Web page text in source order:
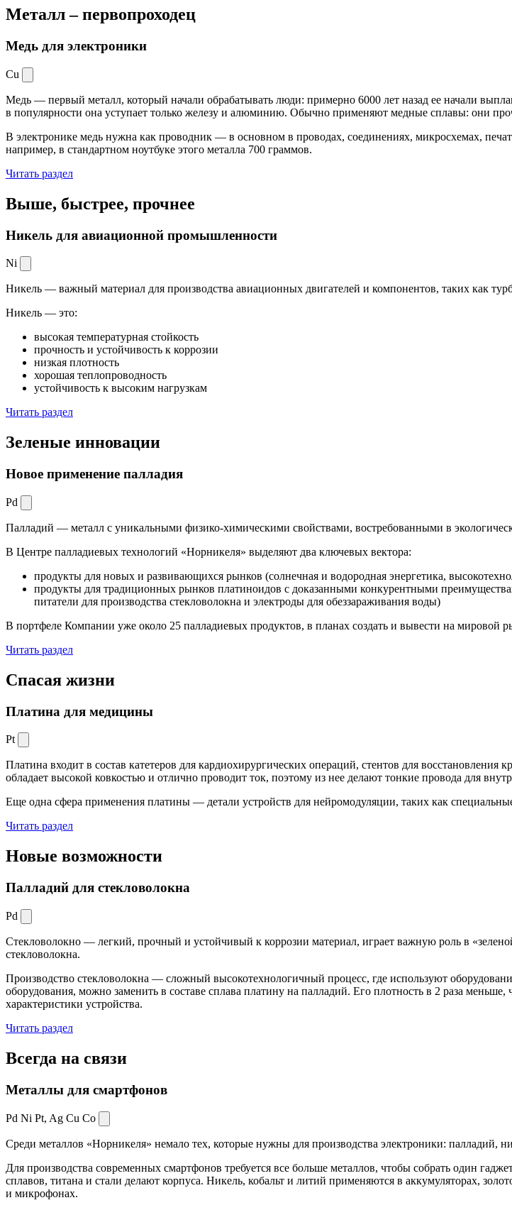
Металл –первопроходец
Медь для электроники
Cu
Медь — первый металл, который начали обрабатывать люди: примерно 6000 лет назад ее начали
в популярности она уступает только железу и алюминию. Обычно применяют медные сплавы: они
В электронике медь нужна как проводник — в основном в проводах, соединениях, микросхемах,
например, в стандартном ноутбуке этого металла 700 граммов.
Читать раздел
Выше, быстрее, прочнее
Никель для авиационной промышленности
Ni
Никель — важный материал для производства авиационных двигателей и компонентов, таких как
Никель — это:
высокая температурная стойкость
прочность и устойчивость к коррозии
низкая плотность
хорошая теплопроводность
устойчивость к высоким нагрузкам
Читать раздел
Зеленые инновации
Новое применение палладия
Pd
Палладий — металл с уникальными физико-химическими свойствами, востребованными в
В Центре палладиевых технологий «Норникеля» выделяют два ключевых вектора:
продукты для новых и развивающихся рынков (солнечная и водородная энергетика,
продукты для традиционных рынков платиноидов с доказанными конкурентными
питатели для производства стекловолокна и электроды для обеззараживания воды)
В портфеле Компании уже около 25 палладиевых продуктов, в планах создать и вывести на
Читать раздел
Спасая жизни
Платина для медицины
Pt
Платина входит в состав катетеров для кардиохирургических операций, стентов для
обладает высокой ковкостью и отлично проводит ток, поэтому из нее делают тонкие провода для
Еще одна сфера применения платины — детали устройств для нейромодуляции, таких как
Читать раздел
Новые возможности
Палладий для стекловолокна
Pd
Стекловолокно — легкий, прочный и устойчивый к коррозии материал, играет важную роль в
стекловолокна.
Производство стекловолокна — сложный высокотехнологичный процесс, где используют
оборудования, можно заменить в составе сплава платину на палладий. Его плотность в 2 раза
характеристики устройства.
Читать раздел
Всегда на связи
Металлы для смартфонов
Pd Ni Pt, Ag Cu Co
Среди металлов «Норникеля» немало тех, которые нужны для производства электроники: палладий,
Для производства современных смартфонов требуется все больше металлов, чтобы собрать один
сплавов, титана и стали делают корпуса. Никель, кобальт и литий применяются в аккумуляторах,
и микрофонах.